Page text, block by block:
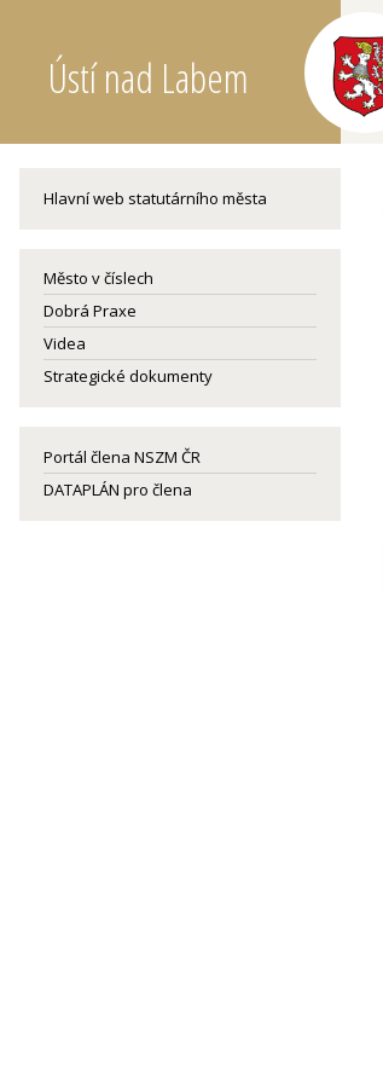
Ústí nad Labem
Hlavní web statutárního města
Město v číslech
Dobrá Praxe
Videa
Strategické dokumenty
Portál člena NSZM ČR
DATAPLÁN pro člena